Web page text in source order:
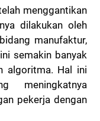
menggantikan
dilakukan oleh
manufaktur,
semakin banyak
algoritma. Hal ini
meningkatnya
pekerja dengan